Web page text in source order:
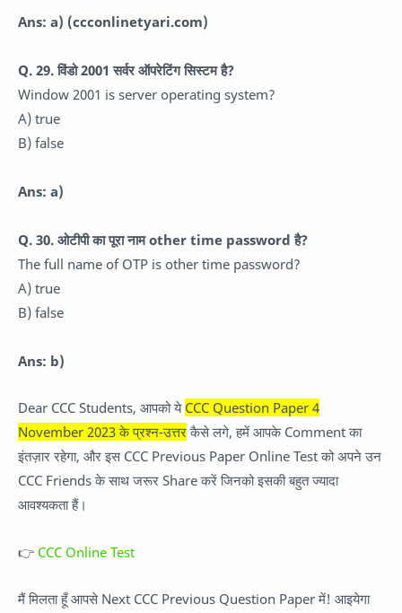
Ans: a) (ccconlinetyari.com)
Q. 29. विंडो 2001 सर्वर ऑपरेटिंग सिस्टम है?
Window 2001 is server operating system?
A) true
B) false
Ans: a)
Q. 30. ओटीपी का पूरा नाम other time password है?
The full name of OTP is other time password?
A) true
B) false
Ans: b)
Dear CCC Students, आपको ये CCC Question Paper 4
November 2023 के प्रश्न-उत्तरकैसे लगे, हमें आपके Comment का
इंतज़ार रहेगा, और इस CCC Previous Paper Online Test को अपने उन
CCC Friends के साथ जरूर Share करें जिनको इसकी बहुत ज्यादा
आवश्यकता हैं।
👉 CCC Online Test
मैं मिलता हूँ आपसे Next CCC Previous Question Paper में! आइयेगा